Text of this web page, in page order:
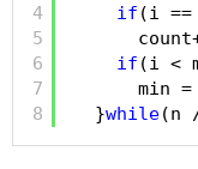
4
5
6
7
8
if (i ==
if (i <
min
}while(n